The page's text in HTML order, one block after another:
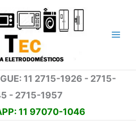
11 2715-1926 - 2715-
- 2715-1957
11 97070-1046